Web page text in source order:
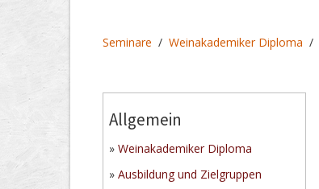
Seminare / Weinakademiker Diploma /
Allgemein
» Weinakademiker Diploma
» Ausbildung und Zielgruppen